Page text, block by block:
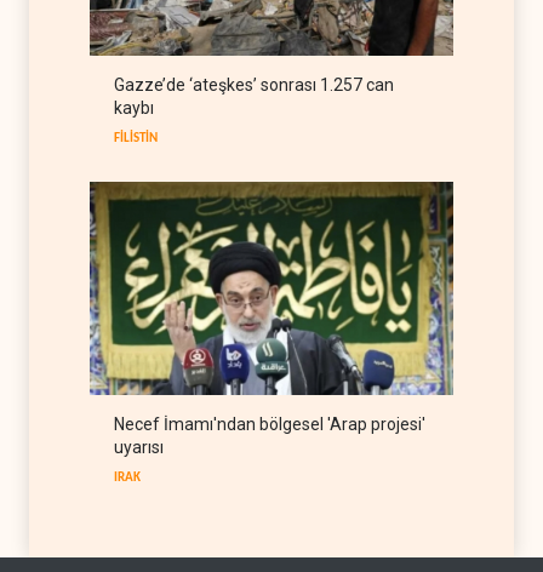
kısıtlamaya başladı
TÜRKİYE 08 Ağustos 2026
Hava gücü Trump'ın
Gazze’de ‘ateşkes’ sonrası 1.257 can
kaybı
FİLİSTİN
Necef İmamı'ndan bölgesel 'Arap projesi'
uyarısı
IRAK